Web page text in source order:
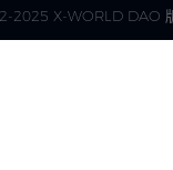
2025 X-WORLD DAO